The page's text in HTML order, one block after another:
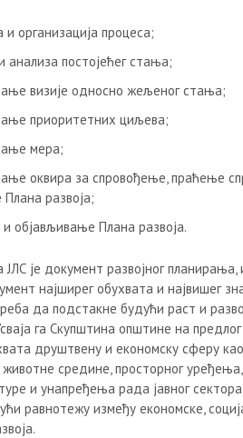
организација процеса;
анализа постојећег стања;
визије односно жељеног стања;
приоритетних циљева;
мера;
оквира за спровођење, праћење
развоја;
и објављивање Плана развоја.
ЈЛС је документ развојног
најширег обухвата и највишег
да подстакне будући раст и
га Скупштина општине на
друштвену и економску сферу
средине, просторног
и унапређења рада јавног
равнотежу између економске,